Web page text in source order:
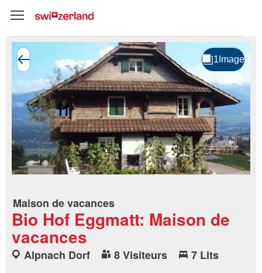
Maison de vacances
Bio Hof Eggmatt: Maison de
vacances
Alpnach Dorf 8 Visiteurs
7 Lits